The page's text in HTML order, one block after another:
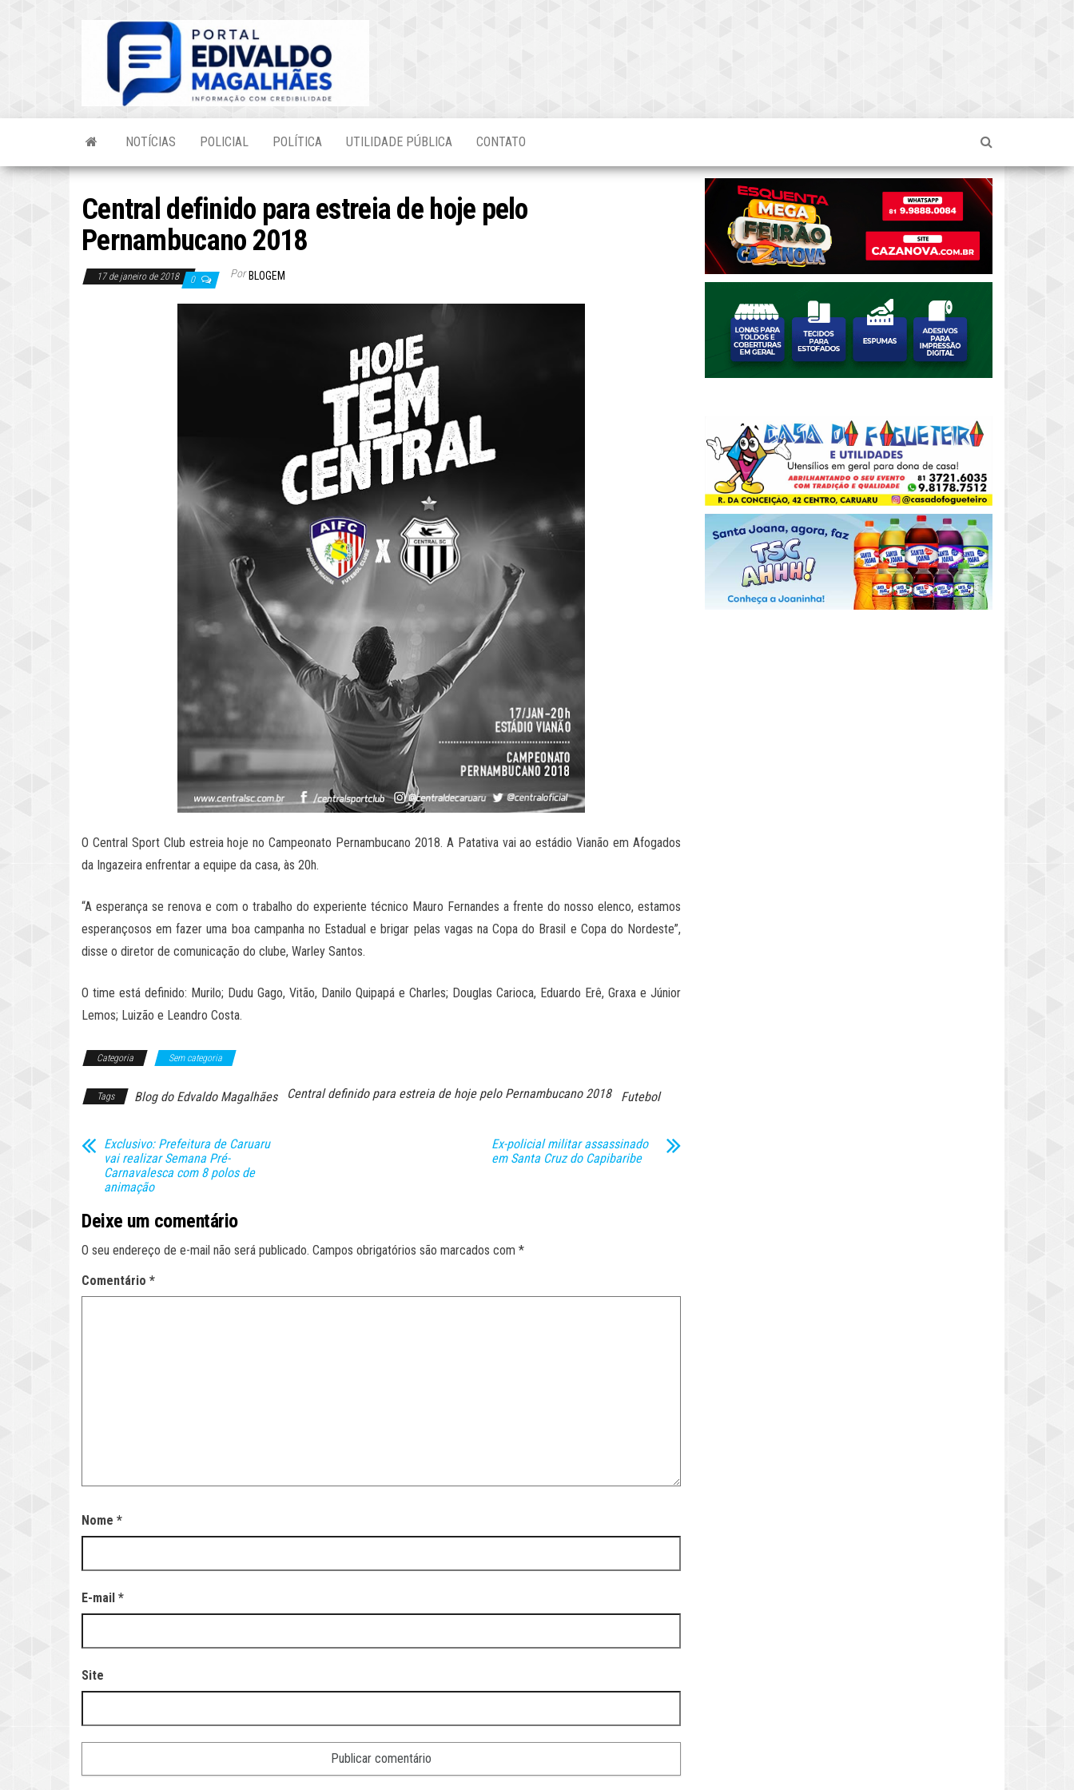
NOTÍCIAS POLICIAL POLÍTICA UTILIDADE PÚBLICA CONTATO
Central definido para estreia de hoje pelo
Pernambucano 2018
17 de janeiro de 2018 0 Por BLOGEM
O Central Sport Club estreia hoje no Campeonato Pernambucano 2018. A Patativa vai ao estádio Vianão em Afogados
da Ingazeira enfrentar a equipe da casa, às 20h.
“A esperança se renova e com o trabalho do experiente técnico Mauro Fernandes a frente do nosso elenco, estamos
esperançosos em fazer uma boa campanha no Estadual e brigar pelas vagas na Copa do Brasil e Copa do Nordeste”,
disse o diretor de comunicação do clube, Warley Santos.
O time está definido: Murilo; Dudu Gago, Vitão, Danilo Quipapá e Charles; Douglas Carioca, Eduardo Erê, Graxa e Júnior
Lemos; Luizão e Leandro Costa.
Categoria Sem categoria
Tags Blog do Edvaldo Magalhães Central definido para estreia de hoje pelo Pernambucano 2018 Futebol
Exclusivo: Prefeitura de Caruaru
vai realizar Semana Pré-
Carnavalesca com 8 polos de
animação
Ex-policial militar assassinado
em Santa Cruz do Capibaribe
Deixe um comentário
O seu endereço de e-mail não será publicado. Campos obrigatórios são marcados com *
Comentário *
Nome *
E-mail *
Site